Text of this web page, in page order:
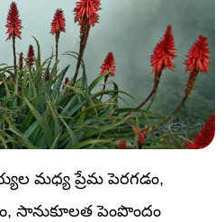
మధ్య ప్రేమ పెరగడం,
సానుకూలత పెంపొందం